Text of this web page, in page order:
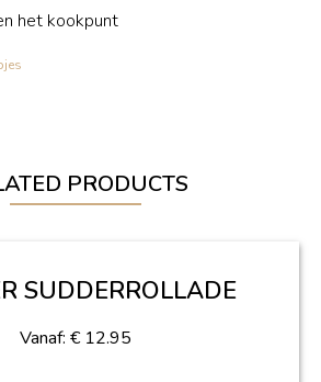
het kookpunt
PRODUCTS
SUDDERROLLADE
Vanaf: € 12.95